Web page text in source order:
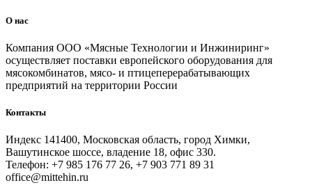
О нас
Компания ООО «Мясные Технологии и Инжиниринг»
осуществляет поставки европейского оборудования для
мясокомбинатов, мясо- и птицеперерабатывающих
предприятий на территории России
Контакты
Индекс 141400, Московская область, город Химки,
Вашутинское шоссе, владение 18, офис 330.
Телефон: +7 985 176 77 26, +7 903 771 89 31
office@mittehin.ru